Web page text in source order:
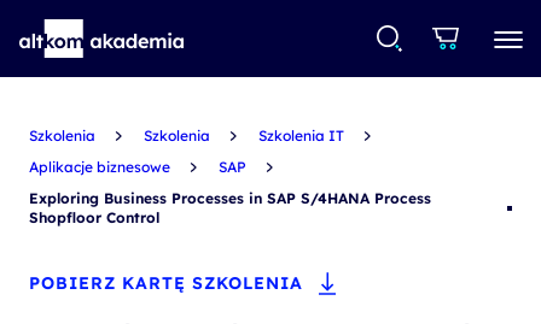
Szkolenia Szkolenia
Szkolenia IT
Aplikacje biznesowe
SAP
Exploring Business Processes in SAP S/4HANA Process
Shopfloor Control
POBIERZ KARTĘ SZKOLENIA